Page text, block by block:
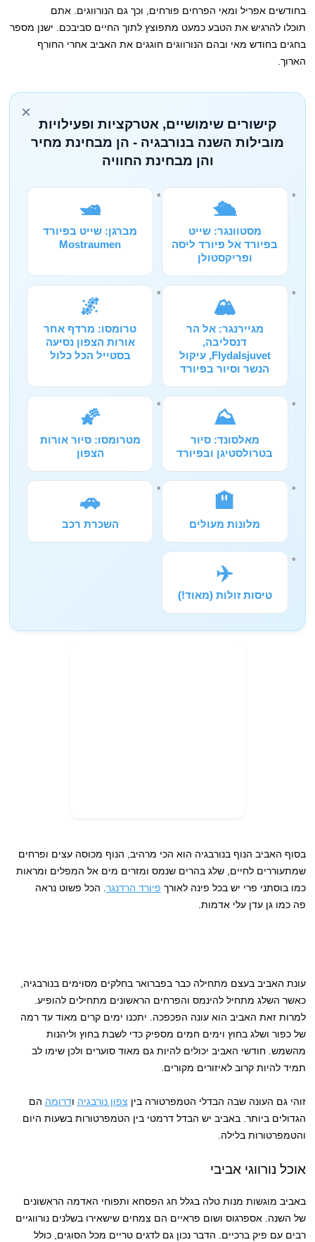
בחודשים אפריל ומאי הפרחים פורחים, וכך גם הנורווגים. אתם
תוכלו להרגיש את הטבע כמעט מתפוצץ לתוך החיים סביבכם. ישנן מספר
בחגים בחודש מאי ובהם הנורווגים חוגגים את האביב אחרי החורף
הארוך.
×
קישורים שימושיים, אטרקציות ופעילויות
מובילות השנה בנורבגיה - הן מבחינת מחיר
והן מבחינת החוויה
🛳️
מסטוונגר: שייט
בפיורד אל פיורד ליסה
ופריקסטולן
🛥️
מברגן: שייט בפיורד
Mostraumen
🏔️
מגיירנגר: אל הר
דנסליבה,
Flydalsjuvet, עיקול
הנשר וסיור בפיורד
🌌
טרומסו: מרדף אחר
אורות הצפון נסיעה
בסטייל הכל כלול
⛰️
מאלסונד: סיור
בטרולסטיגן ובפיורד
🌠
מטרומסו: סיור אורות
הצפון
🏨
מלונות מעולים
🚗
השכרת רכב
✈️
טיסות זולות (מאוד!)
בסוף האביב הנוף בנורבגיה הוא הכי מרהיב, הנוף מכוסה עצים ופרחים
שמתעוררים לחיים, שלג בהרים שנמס ומזרים מים אל המפלים ומראות
כמו בוסתני פרי יש בכל פינה לאורך פיורד הרדנגר . הכל פשוט נראה
פה כמו גן עדן עלי אדמות.
עונת האביב בעצם מתחילה כבר בפברואר בחלקים מסוימים בנורבגיה,
כאשר השלג מתחיל להינמס והפרחים הראשונים מתחילים להופיע.
למרות זאת האביב הוא עונה הפכפכה. יתכנו ימים קרים מאוד עד רמה
של כפור ושלג בחוץ וימים חמים מספיק כדי לשבת בחוץ וליהנות
מהשמש. חודשי האביב יכולים להיות גם מאוד סוערים ולכן שימו לב
תמיד להיות קרוב לאיזורים מקורים.
זוהי גם העונה שבה הבדלי הטמפרטורה בין צפון נורבגיה ודרומה הם
הגדולים ביותר. באביב יש הבדל דרמטי בין הטמפרטורות בשעות היום
והטמפרטורות בלילה.
אוכל נורווגי אביבי
באביב מוגשות מנות טלה בגלל חג הפסחא ותפוחי האדמה הראשונים
של השנה. אספרגוס ושום פראיים הם צמחים שישאירו בשלנים נורווגיים
רבים עם פיק ברכיים. הדבר נכון גם לדגים טריים מכל הסוגים, כולל